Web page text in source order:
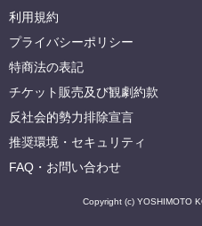
利用規約
プライバシーポリシー
特商法の表記
チケット販売及び観劇約款
反社会的勢力排除宣言
推奨環境・セキュリティ
FAQ・お問い合わせ
Copyright (c) YOSHIMOTO